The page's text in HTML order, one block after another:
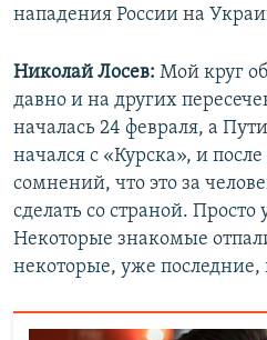
нападения России на
Николай Лосев: Мой круг
давно и на других
началась 24 февраля, а
начался с «Курска», и
сомнений, что это за
сделать со страной.
Некоторые знакомые
некоторые, уже последние,